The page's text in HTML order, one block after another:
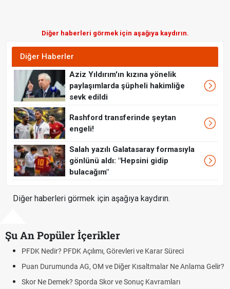
Diğer haberleri görmek için aşağıya kaydırın.
Diğer Haberler
Aziz Yıldırım'ın kızına yönelik
paylaşımlarda şüpheli hakimliğe
sevk edildi
Rashford transferinde şeytan
engeli!
Salah yazılı Galatasaray formasıyla
gönlünü aldı: "Hepsini gidip
bulacağım"
Diğer haberleri görmek için aşağıya kaydırın.
Şu An Popüler İçerikler
PFDK Açılımı, Görevleri ve Karar Süreci
AG, OM ve Diğer Kısaltmalar Ne Anlama Gelir?
Sporda Skor ve Sonuç Kavramları
DGS